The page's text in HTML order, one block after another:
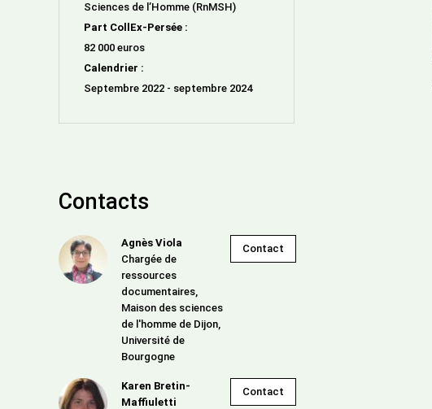
Sciences de l’Homme (RnMSH)
Part CollEx-Persée :
82 000 euros
Calendrier :
Septembre 2022 - septembre 2024
Contacts
Agnès Viola
Chargée de
ressources
documentaires,
Maison des sciences
de l'homme de Dijon,
Université de
Bourgogne
Contact
Karen Bretin-
Maffiuletti
Contact